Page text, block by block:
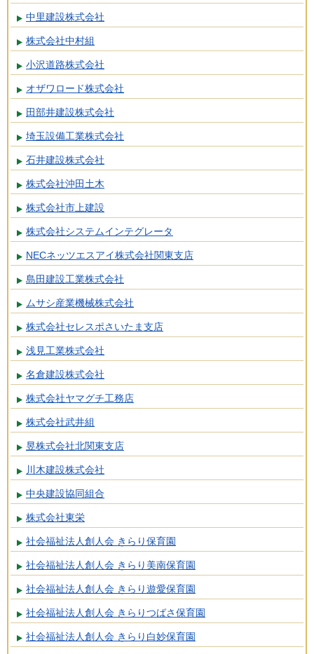
中里建設株式会社
株式会社中村組
小沢道路株式会社
オザワロード株式会社
田部井建設株式会社
埼玉設備工業株式会社
石井建設株式会社
株式会社沖田土木
株式会社市上建設
株式会社システムインテグレータ
NECネッツエスアイ株式会社関東支店
島田建設工業株式会社
ムサシ産業機械株式会社
株式会社セレスポさいたま支店
浅見工業株式会社
名倉建設株式会社
株式会社ヤマグチ工務店
株式会社武井組
昱株式会社北関東支店
川木建設株式会社
中央建設協同組合
株式会社東栄
社会福祉法人創人会 きらり保育園
社会福祉法人創人会 きらり美南保育園
社会福祉法人創人会 きらり遊愛保育園
社会福祉法人創人会 きらりつばさ保育園
社会福祉法人創人会 きらり白妙保育園